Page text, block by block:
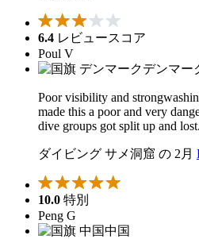
6.4 レビュースコア
Poul V
デンマー
Poor visibility and
made this a poor and very
dive groups got split up and lost.
ダイビング サメ洞窟 の 2月
10.0 特別
Peng G
中国